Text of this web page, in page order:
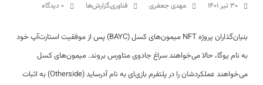
۳۰ تیر ۱۴۰۱ مهدی جعفری فناوری,گزارش‌ها ۰ دیدگاه
بنیان‌گذاران پروژه NFT میمون‌های کسل (‌BAYC) پس از موفقیت استارت‌آپ خود
به نام یوگا، حالا می‌خواهند سراغ جادوی متاورس بروند. میمون‌های کسل
می‌خواهند عملکردشان را در پلتفرم بازی‌ای به نام آدرساید (Otherside) به اثبات